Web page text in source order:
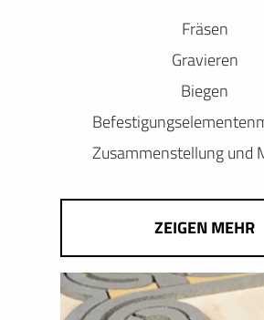
Fräsen
Gravieren
Biegen
Zusammenstellung und
ZEIGEN MEHR